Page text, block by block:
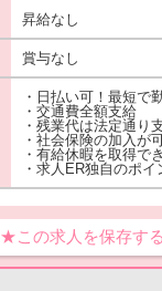
昇給なし
賞与なし
・日払い可！最短で
・交通費全額支給
・残業代は法定通り
・社会保険の加入が
・有給休暇を取得で
・求人ER独自のポ
★この求人を保存する